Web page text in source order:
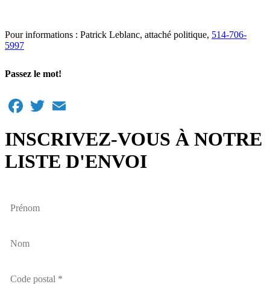
Pour informations : Patrick Leblanc, attaché politique, 514-706-
5997
Passez le mot!
Facebook
Twitter
INSCRIVEZ-VOUS À NOTRE
LISTE D'ENVOI